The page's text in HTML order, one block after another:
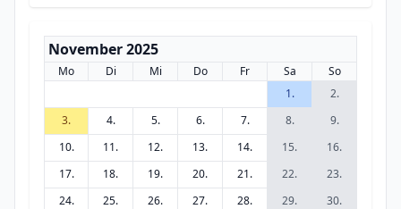
November 2025
Mo Di Mi Do Fr Sa
So
1.
2.
3.
4. 5. 6. 7. 8.
9.
10.
11. 12. 13. 14. 15.
16.
17.
18. 19. 20. 21. 22.
23.
24.
25. 26. 27. 28. 29. 30.